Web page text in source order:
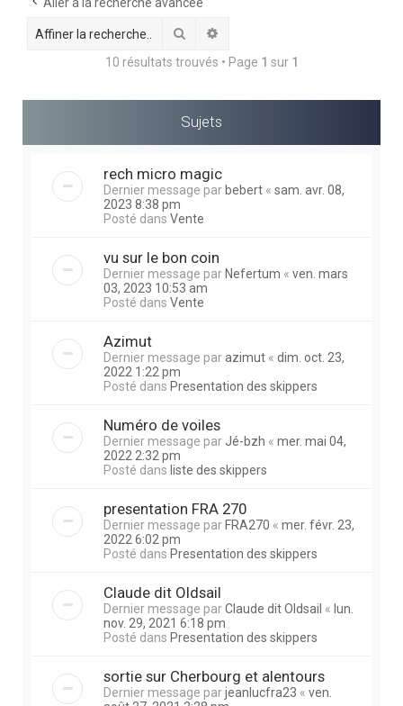
e
Rechercher
10 résultats trouvés • Page 1 sur 1
Sujets
rech micro magic
Dernier message par bebert « sam. avr. 08,
2023 8:38 pm
Posté dans Vente
vu sur le bon coin
Dernier message par Nefertum « ven. mars
03, 2023 10:53 am
Posté dans Vente
Azimut
Dernier message parazimut « dim. oct. 23,
2022 1:22 pm
Posté dans Presentation des skippers
Numéro de voiles
Dernier message par Jé-bzh « mer. mai 04,
2022 2:32 pm
Posté dans liste des skippers
presentation FRA 270
Dernier message par FRA270 « mer. févr. 23,
2022 6:02 pm
Posté dans Presentation des skippers
Claude dit Oldsail
Dernier message parClaude dit Oldsail « lun.
nov. 29, 2021 6:18 pm
Posté dans Presentation des skippers
sortie sur Cherbourg et alentours
Dernier message parjeanlucfra23 « ven.